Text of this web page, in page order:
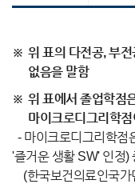
위 표의 다전공, 부전
없음을 말함
위 표에서 졸업학
마이크로디그리학
- 마이크로디그리학점
'즐거운 생활 SW' 인정)
(한국보건의료인국가